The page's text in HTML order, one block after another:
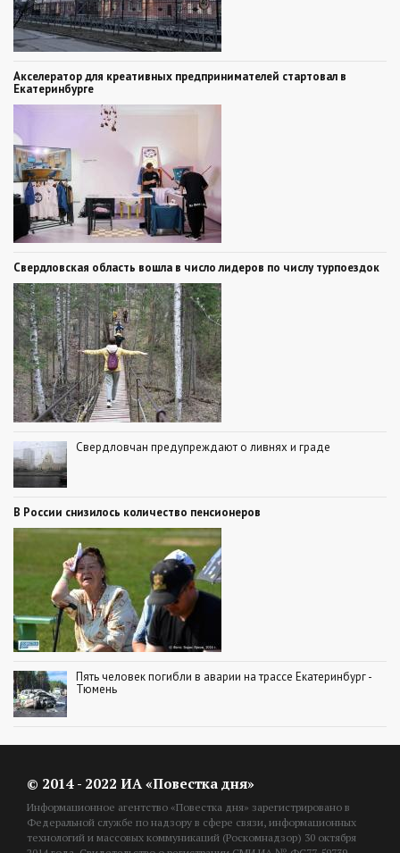
Акселератор для креативных предпринимателей стартовал в
Екатеринбурге
Свердловская область вошла в число лидеров по числу турпоездок
Свердловчан предупреждают о ливнях и граде
В России снизилось количество пенсионеров
Пять человек погибли в аварии на трассе Екатеринбург -
Тюмень
© 2014 - 2022 ИА «Повестка дня»
Информационное агентство «Повестка дня» зарегистрировано в
Федеральной службе по надзору в сфере связи, информационных
технологий и массовых коммуникаций (Роскомнадзор) 30 октября